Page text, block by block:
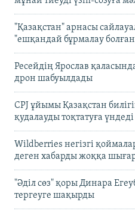
"Қазақстан" арнасы
"ешқандай бұрмалау
Ресейдің Ярослав
дрон шабуылдады
CPJ ұйымы Қазақстан
қудалауды тоқтатуға үндеді
Wildberries негізгі
деген хабарды жоққа
"Әділ сөз" қоры Динара
тергеуге шақырды